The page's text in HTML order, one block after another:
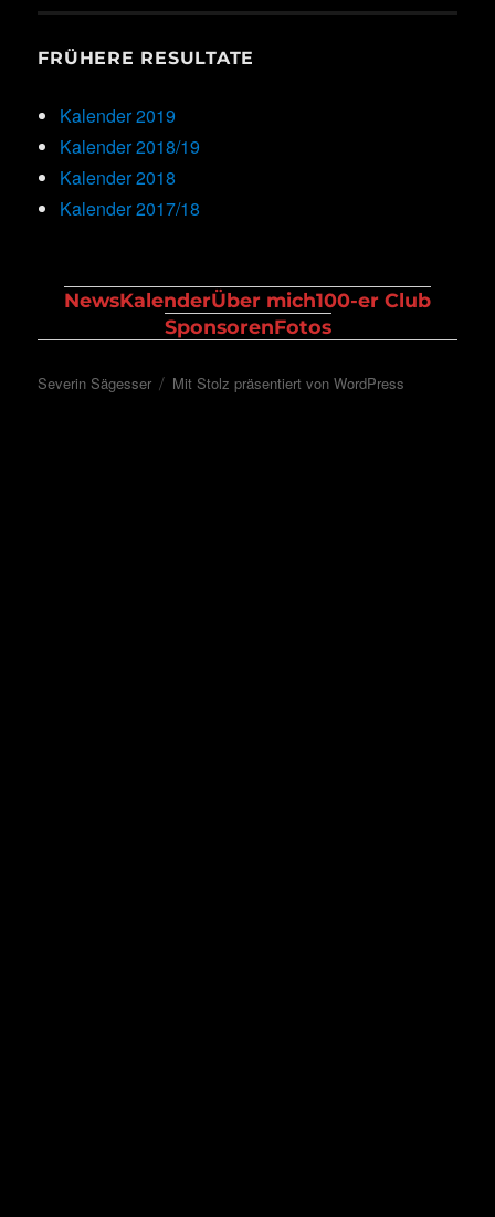
FRÜHERE RESULTATE
Kalender 2019
Kalender 2018/19
Kalender 2018
Kalender 2017/18
NewsKalenderÜber mich100-er Club
SponsorenFotos
Severin Sägesser Mit Stolz präsentiert von WordPress